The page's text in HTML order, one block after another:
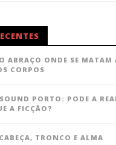
ABRAÇO ONDE SE MATAM
CORPOS
PORTO: PODE A
A FICÇÃO?
TRONCO E ALMA